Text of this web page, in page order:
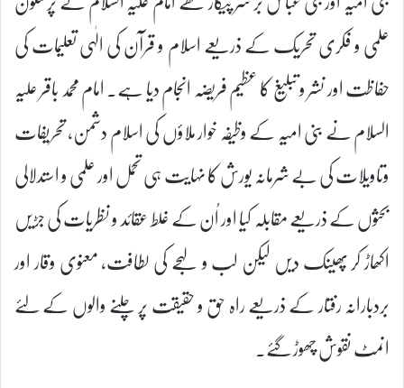
علمی و فکری تحریک کے ذریعے اسلام و قرآن کی الٰہی تعلیمات کی
حفاظت اور نشر و تبلیغ کا عظیم فریضہ انجام دیا ہے۔ امام محمد باقر علیہ
السلام نے بنی امیہ کے وظیفہ خوار ملاؤں کی اسلام دشمن، تحریفات
وتاویلات کی بے شرمانہ یورش کا نہایت ہی تحمل اور علمی و استدلالی
بحثوں کے ذریعے مقابلہ کیا اور اُن کے غلط عقائد و نظریات کی جڑیں
اکھاڑ کر پھینک دیں لیکن لب و لہجے کی لطافت، معنوی وقار اور
بردبارانہ رفتار کے ذریعے راہ حق و حقیقت پر چلنے والوں کے لئے
انمٹ نقوش چھوڑ گئے۔